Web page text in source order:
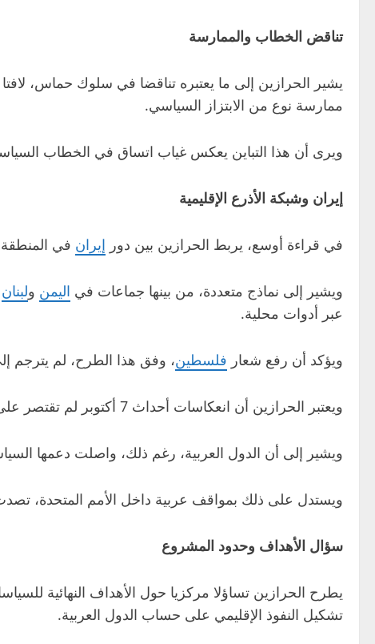
تناقض الخطاب والممارسة
يشير الحرازين إلى ما يعتبره تناقضا في سلوك حماس،
ممارسة نوع من الابتزاز السياسي.
ويرى أن هذا التباين يعكس غياب اتساق في الخطاب
إيران وشبكة الأذرع الإقليمية
في قراءة أوسع، يربط الحرازين بين دور إيران في
ويشير إلى نماذج متعددة، من بينها جماعات في اليمن ولبنان
عبر أدوات محلية.
ويؤكد أن رفع شعار فلسطين، وفق هذا الطرح، لم يترجم
ويعتبر الحرازين أن انعكاسات أحداث 7 أكتوبر لم تقتصر على الداخل الفلسطيني، بل امتدت إلى مجمل المنطقة، في سياق يرى أنه يخدم رؤى خارجية.
ويشير إلى أن الدول العربية، رغم ذلك، واصلت دعمها
ويستدل على ذلك بمواقف عربية داخل الأمم المتحدة،
سؤال الأهداف وحدود المشروع
يطرح الحرازين تساؤلا مركزيا حول الأهداف النهائية
تشكيل النفوذ الإقليمي على حساب الدول العربية.